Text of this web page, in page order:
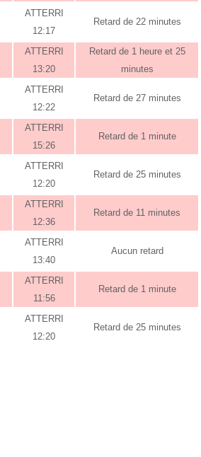
ATTERRI
12:17
Retard de 22 minutes
ATTERRI
13:20
Retard de 1 heure et 25
minutes
ATTERRI
12:22
Retard de 27 minutes
ATTERRI
15:26
Retard de 1 minute
ATTERRI
12:20
Retard de 25 minutes
ATTERRI
12:36
Retard de 11 minutes
ATTERRI
13:40
Aucun retard
ATTERRI
11:56
Retard de 1 minute
ATTERRI
12:20
Retard de 25 minutes